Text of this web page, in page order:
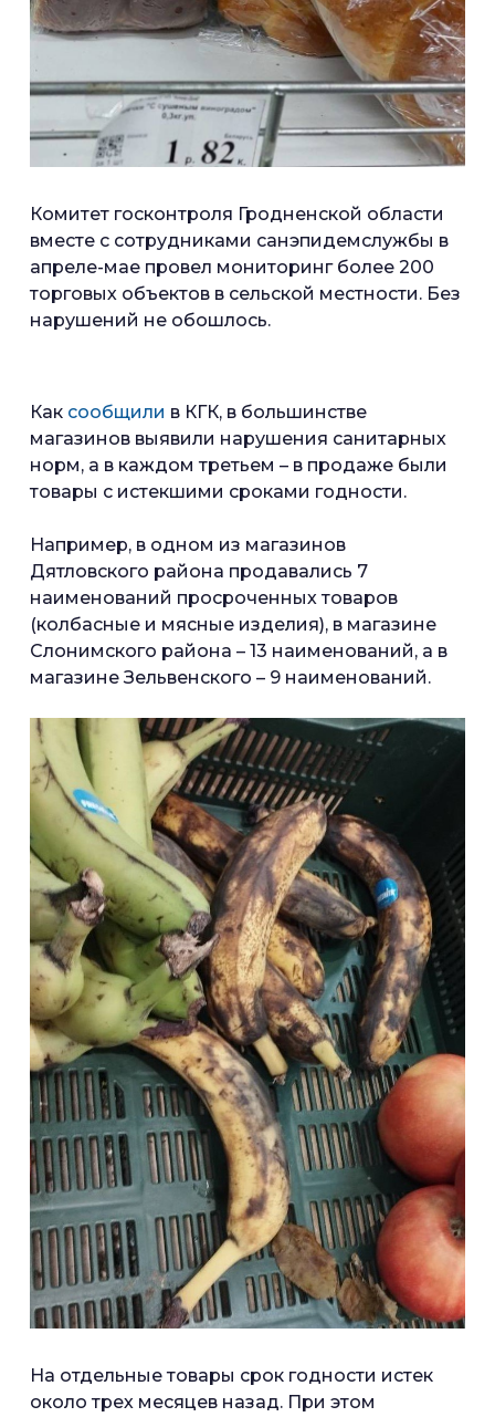
Комитет госконтроля Гродненской области
вместе с сотрудниками санэпидемслужбы в
апреле-мае провел мониторинг более 200
торговых объектов в сельской местности. Без
нарушений не обошлось.
Как сообщили в КГК, в большинстве
магазинов выявили нарушения санитарных
норм, а в каждом третьем – в продаже были
товары с истекшими сроками годности.
Например, в одном из магазинов
Дятловского района продавались 7
наименований просроченных товаров
(колбасные и мясные изделия), в магазине
Слонимского района – 13 наименований, а в
магазине Зельвенского – 9 наименований.
На отдельные товары срок годности истек
около трех месяцев назад. При этом